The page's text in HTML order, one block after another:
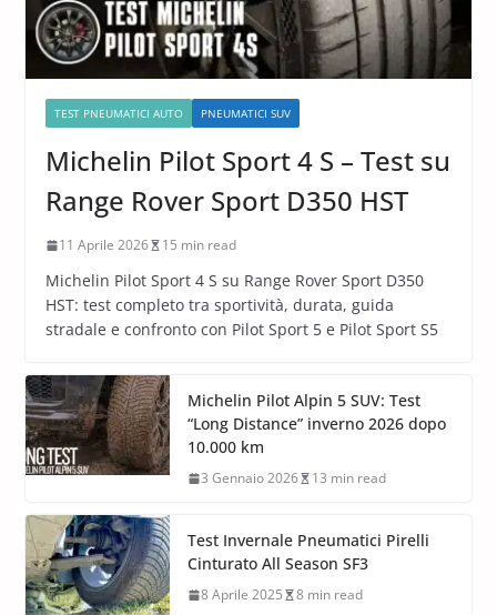
TEST PNEUMATICI AUTO PNEUMATICI SUV
Michelin Pilot Sport 4 S – Test su
Range Rover Sport D350 HST
11 Aprile 2026 15 min read
Michelin Pilot Sport 4 S su Range Rover Sport D350
HST: test completo tra sportività, durata, guida
stradale e confronto con Pilot Sport 5 e Pilot Sport S5
Michelin Pilot Alpin 5 SUV: Test
“Long Distance” inverno 2026 dopo
10.000 km
3 Gennaio 2026 13 min read
Test Invernale Pneumatici Pirelli
Cinturato All Season SF3
8 Aprile 2025 8 min read